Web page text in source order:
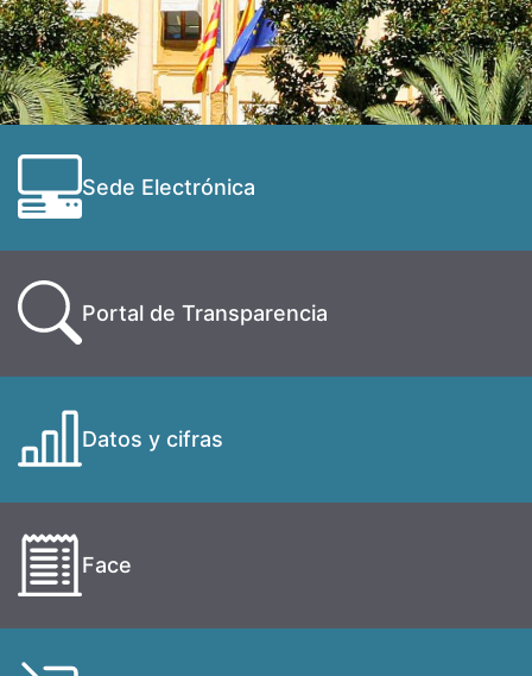
Sede Electrónica
Portal de Transparencia
Datos y cifras
Face